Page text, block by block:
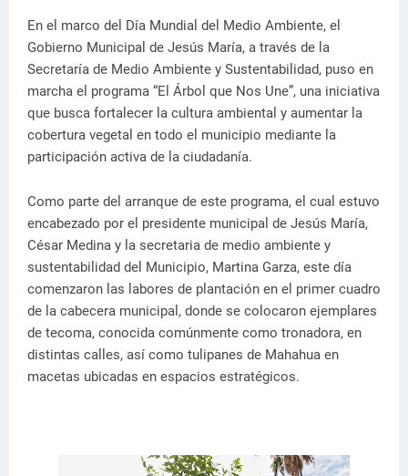
En el marco del Día Mundial del Medio Ambiente, el
Gobierno Municipal de Jesús María, a través de la
Secretaría de Medio Ambiente y Sustentabilidad, puso en
marcha el programa “El Árbol que Nos Une”, una iniciativa
que busca fortalecer la cultura ambiental y aumentar la
cobertura vegetal en todo el municipio mediante la
participación activa de la ciudadanía.
Como parte del arranque de este programa, el cual estuvo
encabezado por el presidente municipal de Jesús María,
César Medina y la secretaria de medio ambiente y
sustentabilidad del Municipio, Martina Garza, este día
comenzaron las labores de plantación en el primer cuadro
de la cabecera municipal, donde se colocaron ejemplares
de tecoma, conocida comúnmente como tronadora, en
distintas calles, así como tulipanes de Mahahua en
macetas ubicadas en espacios estratégicos.